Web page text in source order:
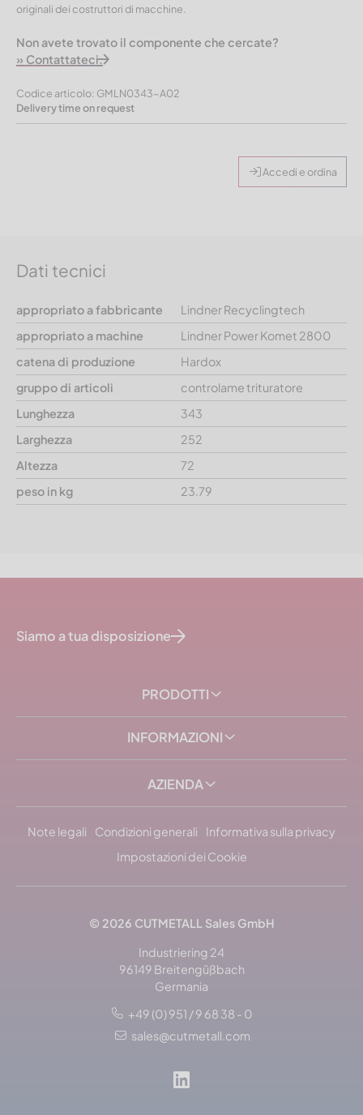
originali dei costruttori di macchine.
Non avete trovato il componente che cercate?
» Contattateci.
Codice articolo: GMLN0343-A02
Delivery time on request
Accedi e ordina
Dati tecnici
appropriato a fabbricante
Lindner Recyclingtech
appropriato a machine
Lindner Power Komet 2800
catena di produzione
Hardox
gruppo di articoli
controlame trituratore
Lunghezza
343
Larghezza
252
Altezza
72
peso in kg
23.79
Siamo a tua disposizione
PRODOTTI
INFORMAZIONI
AZIENDA
Note legali Condizioni generali
Informativa sulla privacy
Impostazioni dei Cookie
© 2026 CUTMETALL Sales GmbH
Industriering 24
96149 Breitengüßbach
Germania
+49 (0) 951 / 9 68 38 - 0
sales@cutmetall.com